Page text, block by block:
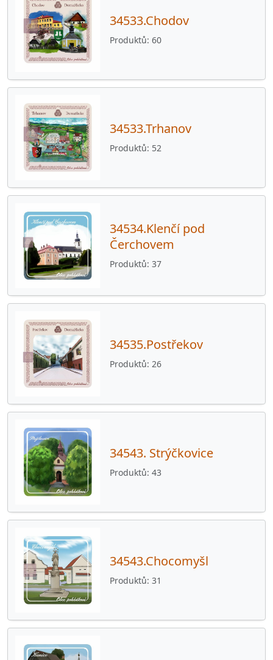
34533.Chodov
Produktů 60
34533.Trhanov
Produktů 52
34534.Klenčí pod
Čerchovem
Produktů 37
34535.Postřekov
Produktů 26
34543. Strýčkovice
Produktů 43
34543.Chocomyšl
Produktů 31